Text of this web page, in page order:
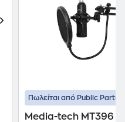
Πωλείται από Public
Media-tech MT396